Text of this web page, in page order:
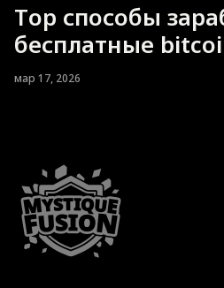
Тop способы
бесплатные
мар 17, 2026